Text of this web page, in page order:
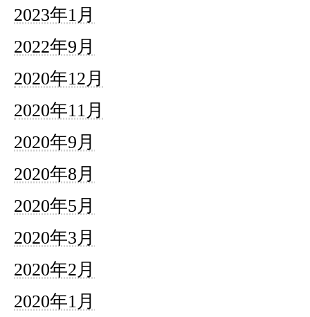
2023年1月
2022年9月
2020年12月
2020年11月
2020年9月
2020年8月
2020年5月
2020年3月
2020年2月
2020年1月